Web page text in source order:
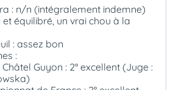
: n/n (intégralement indemne)
équilibré, un vrai chou à la
: assez bon
:
Guyon : 2° excellent (Juge :